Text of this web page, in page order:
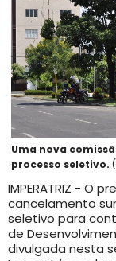
Uma nova
processo seletivo.
IMPERATRIZ - O
cancelamento
seletivo para
de
divulgada nesta